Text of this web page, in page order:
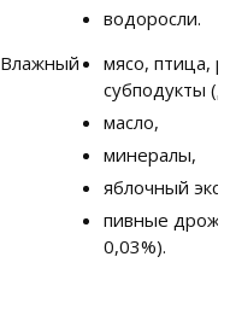
водоросли.
Влажный
мясо, птица,
субподукты
масло,
минералы,
яблочный
пивные
0,03%).